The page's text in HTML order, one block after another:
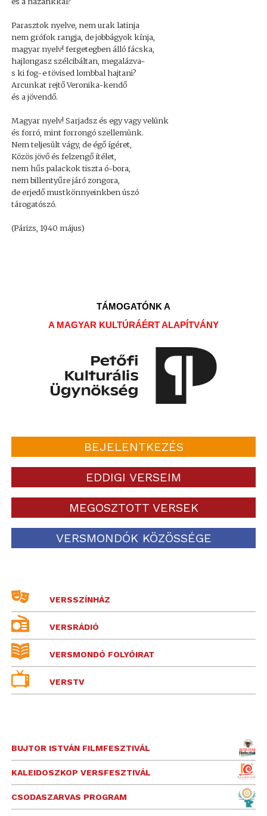
Parasztok nyelve, nem urak latinja
nem grófok rangja, de jobbágyok kínja,
magyar nyelv! fergetegben álló fácska,
hajlongasz szélcibáltan, megalázva-
s ki fog-e tövised lombbal hajtani?
Arcunkat rejtő Veronika-kendő
és a jövendő.
Magyar nyelv! Sarjadsz és egy vagy velünk
és forró, mint forrongó szellemünk.
Nem teljesült vágy, de égő ígéret,
Közös jövő és felzengő ítélet,
nem hűs palackok tiszta ó-bora,
nem billentyűre járó zongora,
de erjedő mustkönnyeinkben úszó
tárogatószó.
(Párizs, 1940 május)
TÁMOGATÓNK A
A MAGYAR KULTÚRÁÉRT ALAPÍTVÁNY
BEJELENTKEZÉS
EDDIGI VERSEIM
MEGOSZTOTT VERSEK
VERSMONDÓK KÖZÖSSÉGE
VERSSZÍNHÁZ
VERSRÁDIÓ
VERSMONDÓ FOLYÓIRAT
VERSTV
BUJTOR ISTVÁN FILMFESZTIVÁL
KALEIDOSZKOP VERSFESZTIVÁL
CSODASZARVAS PROGRAM